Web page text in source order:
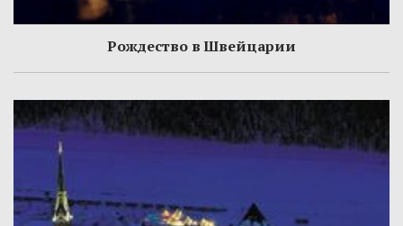
Рождество в Швейцарии